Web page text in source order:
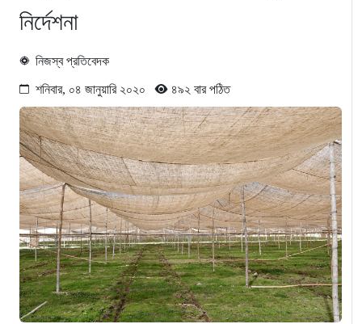
নির্দেশনা
নিজস্ব প্রতিবেদক
শনিবার, ০৪ জানুয়ারি ২০২০ ৪৯২ বার পঠিত